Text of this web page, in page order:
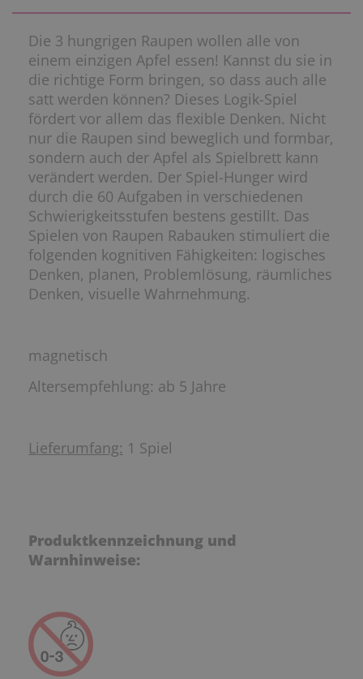
Die 3 hungrigen Raupen wollen alle von
einem einzigen Apfel essen! Kannst du sie in
die richtige Form bringen, so dass auch alle
satt werden können? Dieses Logik-Spiel
fördert vor allem das flexible Denken. Nicht
nur die Raupen sind beweglich und formbar,
sondern auch der Apfel als Spielbrett kann
verändert werden. Der Spiel-Hunger wird
durch die 60 Aufgaben in verschiedenen
Schwierigkeitsstufen bestens gestillt. Das
Spielen von Raupen Rabauken stimuliert die
folgenden kognitiven Fähigkeiten: logisches
Denken, planen, Problemlösung, räumliches
Denken, visuelle Wahrnehmung.
magnetisch
Altersempfehlung: ab 5 Jahre
Lieferumfang: 1 Spiel
Produktkennzeichnung und
Warnhinweise: